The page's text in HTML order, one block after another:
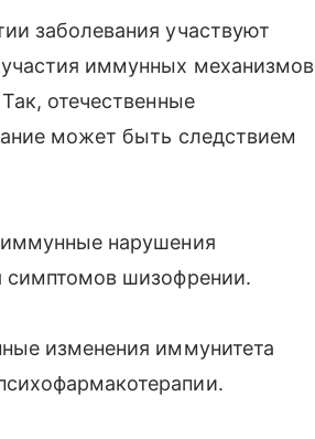
заболевания участвуют
иммунных механизмов
отечественные
может быть следствием
иммунные нарушения
симптомов шизофрении.
изменения иммунитета